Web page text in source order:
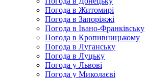
Погода в Житомирі
Погода в Запоріжжі
Погода в Івано-Франківську
Погода в Кропивницькому
Погода в Луганську
Погода в Луцьку
Погода у Львові
Погода у Миколаєві